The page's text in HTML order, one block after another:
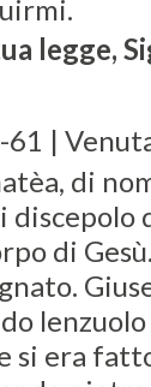
legge,
|
di
di
si era